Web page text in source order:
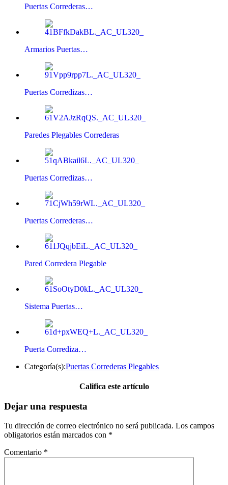
Puertas Correderas…
Armarios Puertas…
Puertas Corredizas…
Paredes Plegables Correderas
Puertas Corredizas…
Puertas Correderas…
Pared Corredera Plegable
Sistema Puertas…
Puerta Corrediza…
Categoría(s):Puertas Correderas Plegables
Califica este artículo
Dejar una respuesta
Tu dirección de correo electrónico no será publicada. Los campos
obligatorios están marcados con *
Comentario *